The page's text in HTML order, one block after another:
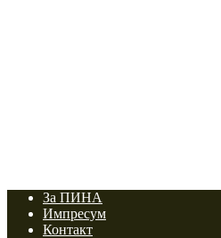
За ПИНА
Импресум
Контакт